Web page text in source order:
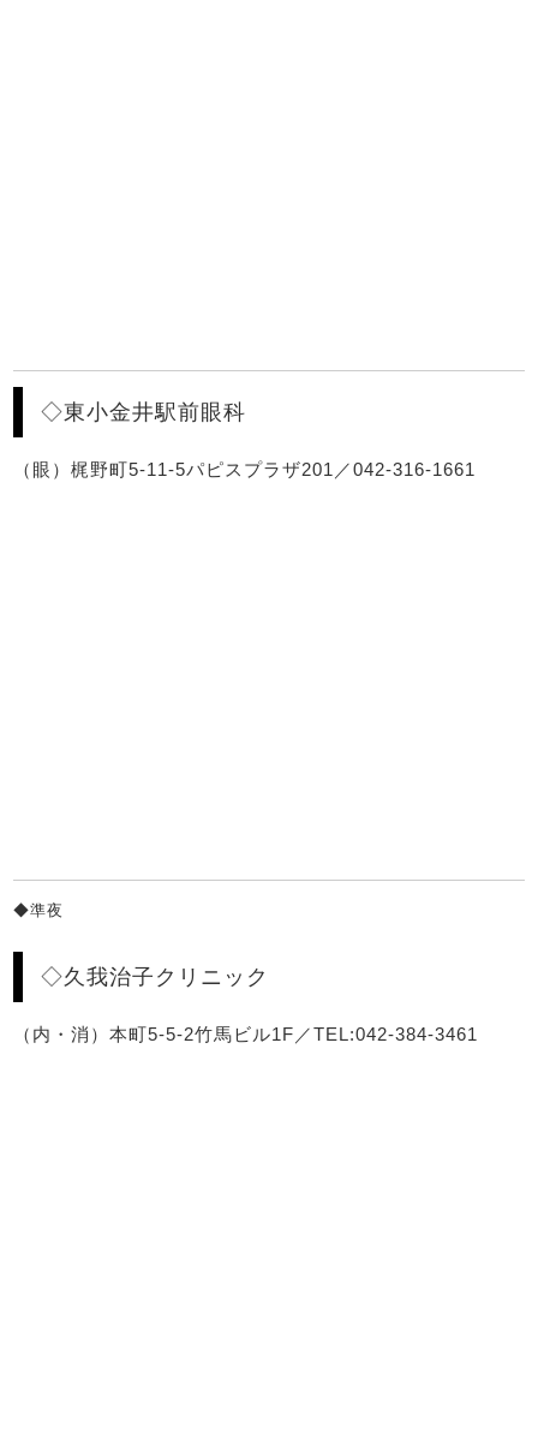
◇東小金井駅前眼科
（眼）梶野町5-11-5パピスプラザ201／042-316-1661
◆準夜
◇久我治子クリニック
（内・消）本町5-5-2竹馬ビル1F／TEL:042-384-3461